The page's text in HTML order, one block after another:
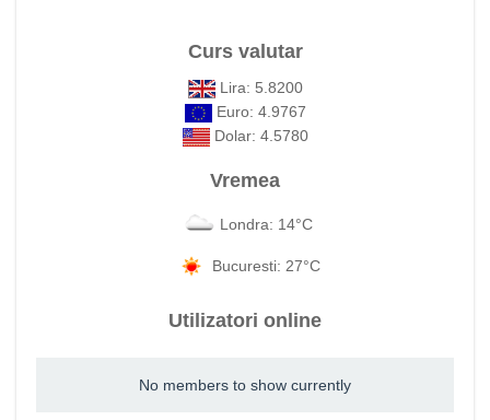
Curs valutar
Lira: 5.8200
Euro: 4.9767
Dolar: 4.5780
Vremea
Londra: 14°C
Bucuresti: 27°C
Utilizatori online
No members to show currently